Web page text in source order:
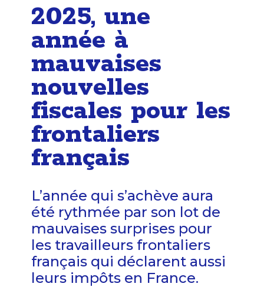
2025, une
année à
mauvaises
nouvelles
fiscales pour les
frontaliers
français
L’année qui s’achève aura
été rythmée par son lot de
mauvaises surprises pour
les travailleurs frontaliers
français qui déclarent aussi
leurs impôts en France.